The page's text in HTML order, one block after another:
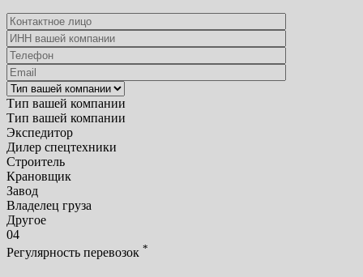
Тип вашей компании
Тип вашей компании
Экспедитор
Дилер спецтехники
Строитель
Крановщик
Завод
Владелец груза
Другое
04
Регулярность перевозок *